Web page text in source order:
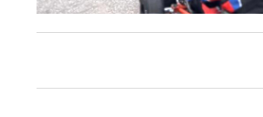
Balcarce